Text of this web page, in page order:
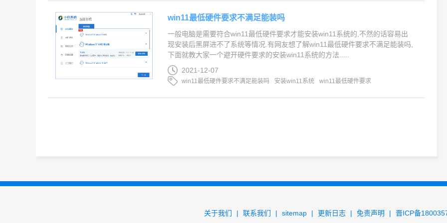
win11最低硬件要求不满足能装吗
一般电脑是需要符合win11最低硬件要求才能安装win11系统的,不然的话容易出
现安装后黑屏进不了系统等情况.有网友想了解win11最低硬件要求不满足能装吗,
下面就教大家一个避开硬件要求的安装win11系统的方法.....
2021-12-07
win11最低硬件要求不满足能装吗 安装win11系统 win11最低硬件要求
关于我们 | 联系我们 | sitemap | 更新日志 | 免责声明 | 晋ICP备